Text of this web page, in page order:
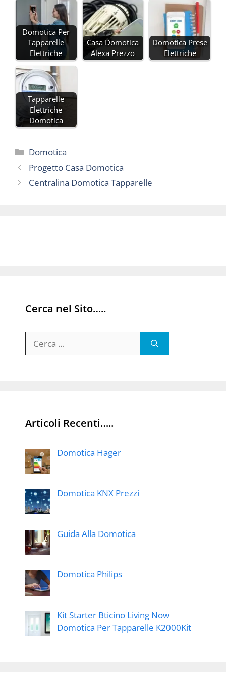
Domotica Per
Tapparelle
Elettriche
Casa Domotica
Alexa Prezzo
Domotica Prese
Elettriche
Tapparelle
Elettriche
Domotica
Categorie
Domotica
Progetto Casa Domotica
Centralina Domotica Tapparelle
Cerca nel Sito…..
per:
Articoli Recenti…..
Domotica Hager
Domotica KNX Prezzi
Guida Alla Domotica
Domotica Philips
Kit Starter Bticino Living Now
Domotica Per Tapparelle K2000Kit